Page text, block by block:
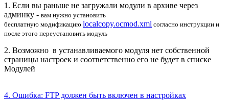
1. Если вы раньше не загружали модули в архиве через
админку - вам нужно установить
бесплатную модификацию localcopy.ocmod.xml согласно инструкции и
после этого переустановить модуль
2. Возможно в устанавливаемого модуля нет собственной
страницы настроек и соответственно его не будет в списке
Модулей
4. Ошибка: FTP должен быть включен в настройках